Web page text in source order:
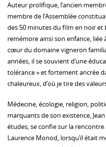
Auteur prolifique, l’ancien
membre de l’Assemblée
des 50 minutes du film en noir et
remémore ainsi son enfance, liée
cœur du domaine vigneron
années, il se souvient d’une
tolérance » et fortement ancrée
chaleureux, d’où je tire des
Médecine, écologie, religion,
marquants de son existence,
études, se confie sur la
Laurence Monod, lorsqu’il était